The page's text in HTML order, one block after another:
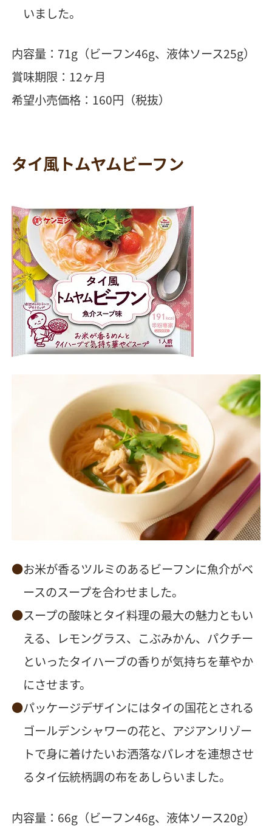
いました。
内容量：71g（ビーフン46g、液体ソース25g）
賞味期限：12ヶ月
希望小売価格：160円（税抜）
タイ風トムヤムビーフン
お米が香るツルミのあるビーフンに魚介がベ
ースのスープを合わせました。
スープの酸味とタイ料理の最大の魅力ともい
える、レモングラス、こぶみかん、パクチー
といったタイハーブの香りが気持ちを華やか
にさせます。
パッケージデザインにはタイの国花とされる
ゴールデンシャワーの花と、アジアンリゾー
トで身に着けたいお洒落なパレオを連想させ
るタイ伝統柄調の布をあしらいました。
内容量：66g（ビーフン46g、液体ソース20g）